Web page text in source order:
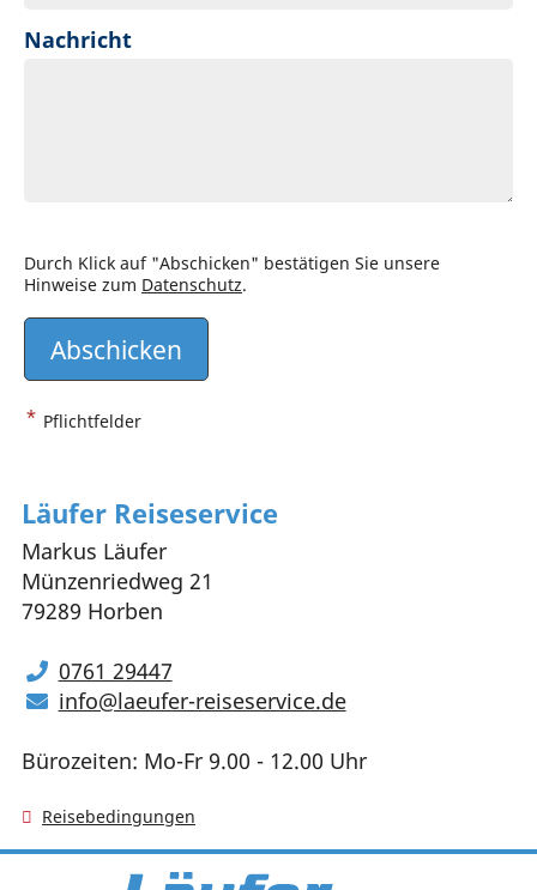
Nachricht
Durch Klick auf "Abschicken" bestätigen Sie unsere
Hinweise zum Datenschutz.
Abschicken
* Pflichtfelder
Läufer Reiseservice
Markus Läufer
Münzenriedweg 21
79289 Horben
0761 29447
info@laeufer-reiseservice.de
Bürozeiten: Mo-Fr 9.00 - 12.00 Uhr
Reisebedingungen